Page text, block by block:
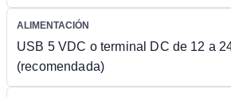
ALIMENTACIÓN
USB 5 VDC o terminal DC de 12 a
(recomendada)